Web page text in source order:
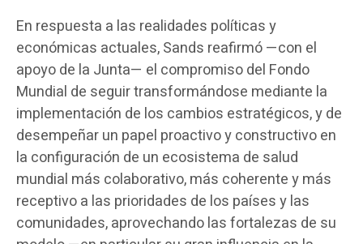
En respuesta a las realidades políticas y
económicas actuales, Sands reafirmó —con el
apoyo de la Junta— el compromiso del Fondo
Mundial de seguir transformándose mediante la
implementación de los cambios estratégicos, y de
desempeñar un papel proactivo y constructivo en
la configuración de un ecosistema de salud
mundial más colaborativo, más coherente y más
receptivo a las prioridades de los países y las
comunidades, aprovechando las fortalezas de su